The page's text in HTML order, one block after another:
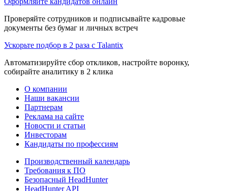
Проверяйте сотрудников и подписывайте кадровые
документы без бумаг и личных встреч
Ускорьте подбор в 2 раза с Talantix
Автоматизируйте сбор откликов, настройте воронку,
собирайте аналитику в 2 клика
О компании
Наши вакансии
Партнерам
Реклама на сайте
Новости и статьи
Инвесторам
Кандидаты по профессиям
Производственный календарь
Требования к ПО
Безопасный HeadHunter
HeadHunter API